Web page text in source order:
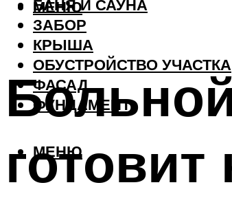
БАНЯ И САУНА
ЗАБОР
КРЫША
ОБУСТРОЙСТВО УЧАСТКА
ФАСАД
ФУНДАМЕНТ
МЕНЮ
МЕНЮ